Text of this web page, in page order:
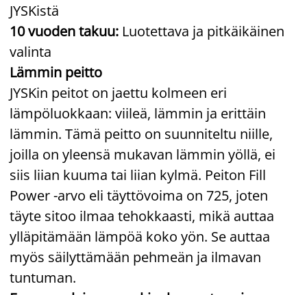
JYSKistä
10 vuoden takuu: Luotettava ja pitkäikäinen
valinta
Lämmin peitto
JYSKin peitot on jaettu kolmeen eri
lämpöluokkaan: viileä, lämmin ja erittäin
lämmin. Tämä peitto on suunniteltu niille,
joilla on yleensä mukavan lämmin yöllä, ei
siis liian kuuma tai liian kylmä. Peiton Fill
Power -arvo eli täyttövoima on 725, joten
täyte sitoo ilmaa tehokkaasti, mikä auttaa
ylläpitämään lämpöä koko yön. Se auttaa
myös säilyttämään pehmeän ja ilmavan
tuntuman.